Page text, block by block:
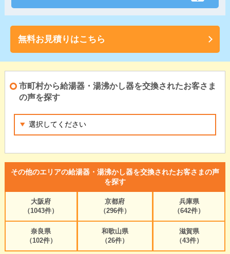
無料お見積りはこちら
市町村から給湯器・湯沸かし器を交換されたお客さま
の声を探す
その他のエリアの給湯器・湯沸かし器を交換されたお客さまの声
を探す
大阪府
（1043件）
京都府
（296件）
兵庫県
（642件）
奈良県
（102件）
和歌山県
（26件）
滋賀県
（43件）